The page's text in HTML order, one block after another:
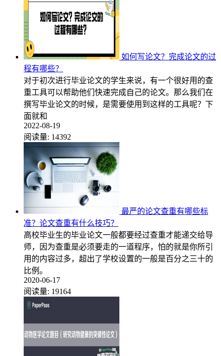
如何写论文？完成论文的过
程有哪些？
对于初次进行毕业论文的学生来说，有一个很好用的查
重工具可以帮助他们快速完成自己的论文。那么我们在
撰写毕业论文的时候，是需要使用到这样的工具呢？下
面就和
2022-08-19
阅读量: 14392
最严的论文查重有哪些标
准？论文查重有什么技巧？
高校毕业生的毕业论文一般都要经过查重才能递交给导
师，因为查重是必须要走的一道程序，怕的就是你所引
用的内容过多，超出了学校设置的一般是百分之三十的
比例。
2020-06-17
阅读量: 19164